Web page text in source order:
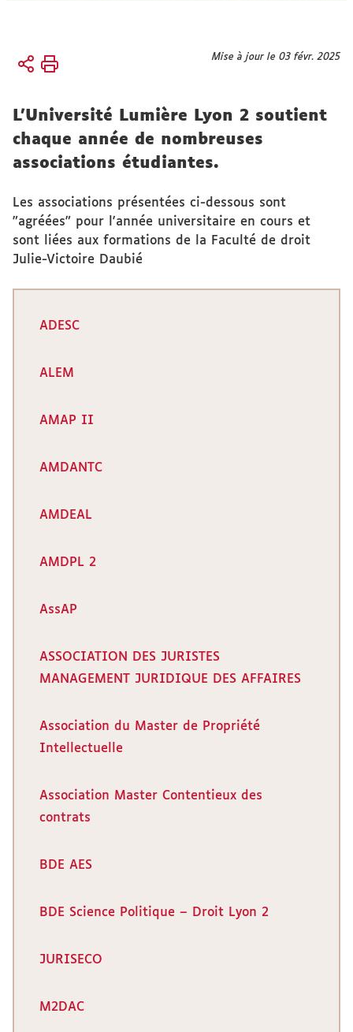
Vous
Accueil
faculté
Associations
Mise à jour le 03 févr. 2025
L’Université Lumière Lyon 2 soutient
chaque année de nombreuses
associations étudiantes.
Les associations présentées ci-dessous sont
"agréées" pour l'année universitaire en cours et
sont liées aux formations de la Faculté de droit
Julie-Victoire Daubié
ADESC
ALEM
AMAP II
AMDANTC
AMDEAL
AMDPL 2
AssAP
ASSOCIATION DES JURISTES
MANAGEMENT JURIDIQUE DES AFFAIRES
Association du Master de Propriété
Intellectuelle
Association Master Contentieux des
contrats
BDE AES
BDE Science Politique – Droit Lyon 2
JURISECO
M2DAC